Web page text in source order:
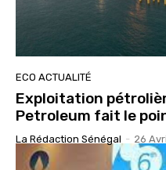
ECO ACTUALITÉ
Exploitation
Petroleum fait le
La Rédaction Sénégal - 26